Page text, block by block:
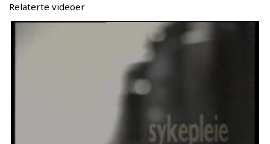
Relaterte videoer